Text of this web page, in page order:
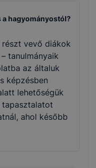
a hagyományostól?
részt vevő diákok
tanulmányaik
az általuk
képzésben
lehetőségük
ahol később